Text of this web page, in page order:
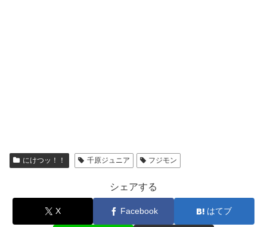
にけつッ！！ 千原ジュニア フジモン
シェアする
X Facebook はてブ